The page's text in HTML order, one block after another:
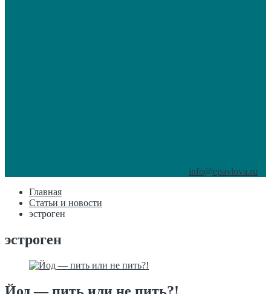
info@epavlova.ru
Главная
Статьи и новости
эстроген
эстроген
Йод — пить или не пить?!